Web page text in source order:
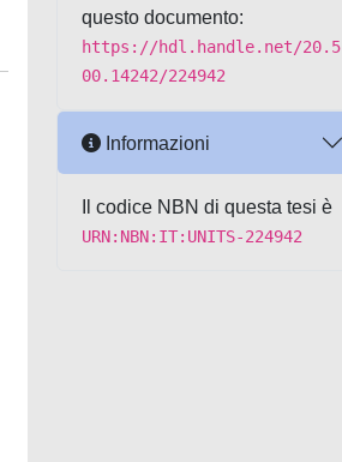
questo documento:
https://hdl.handle.net/20.5
00.14242/224942
Informazioni
Il codice NBN di questa tesi è
URN:NBN:IT:UNITS-224942